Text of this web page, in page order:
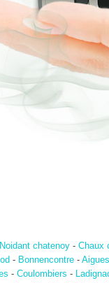
Noidant chatenoy- Chaux
- Bonnencontre -
- Coulombiers -